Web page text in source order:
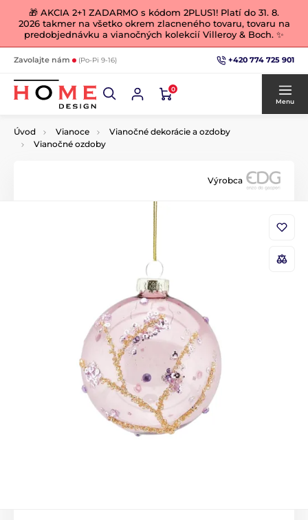
🎁 AKCIA 2+1 ZADARMO s kódom 2PLUS1! Platí do 31. 8.
2026 takmer na všetko okrem zlacneného tovaru, tovaru na
predobjednávku a vianočných kolekcií Villeroy & Boch. ✨
Zavolajte nám (Po-Pi 9-16) +420 774 725 901
0
Menu
Úvod Vianoce
Vianočné dekorácie a ozdoby
Vianočné ozdoby
Výrobca